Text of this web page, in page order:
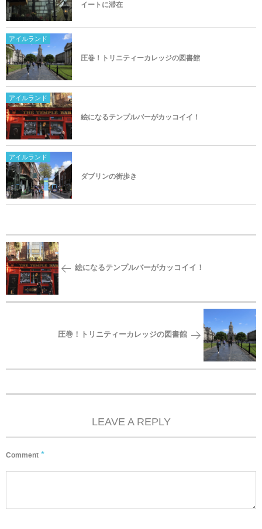
イートに滞在
アイルランド
圧巻！トリニティーカレッジの図書館
アイルランド
絵になるテンプルバーがカッコイイ！
アイルランド
ダブリンの街歩き
絵になるテンプルバーがカッコイイ！
圧巻！トリニティーカレッジの図書館
LEAVE A REPLY
Comment *